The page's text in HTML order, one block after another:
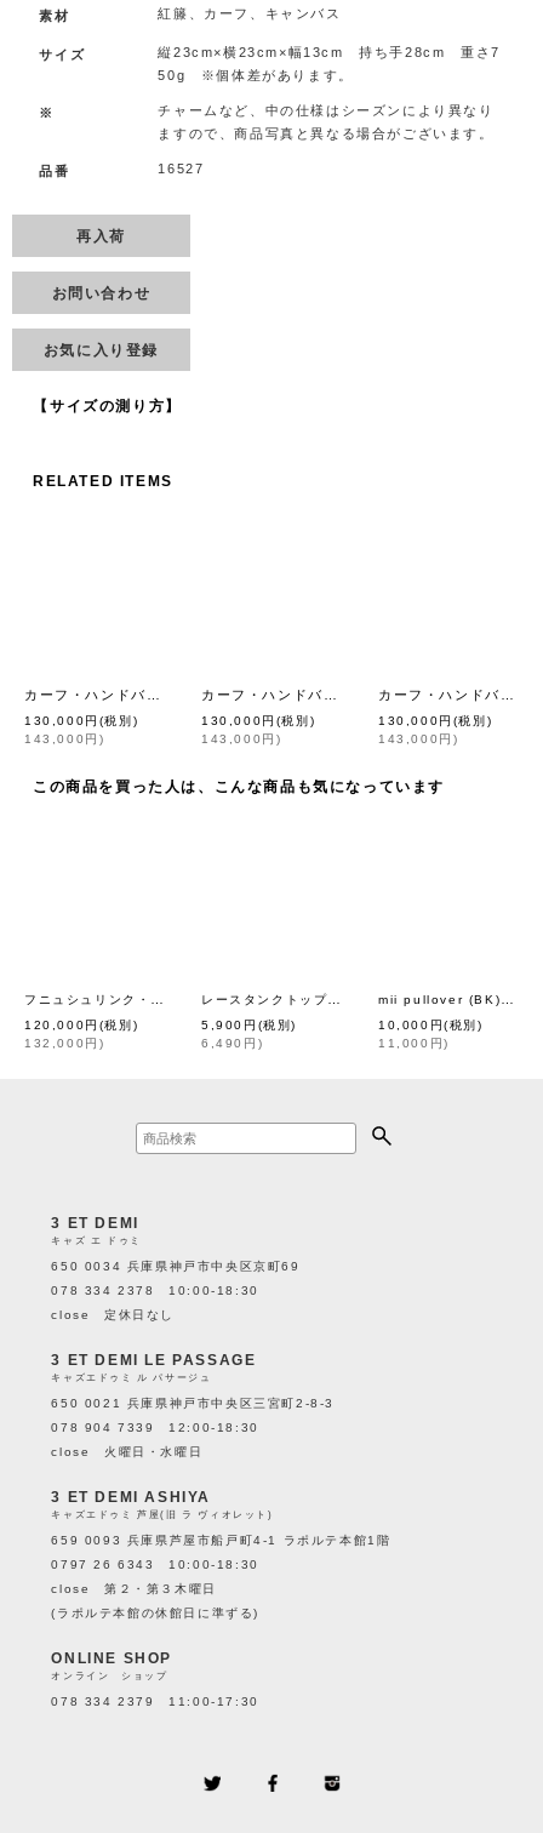
素材 紅籐、カーフ、キャンバス
サイズ
縦23cm×横23cm×幅13cm 持ち手28cm 重さ7
50g ※個体差があります。
※
チャームなど、中の仕様はシーズンにより異なり
ますので、商品写真と異なる場合がございます。
品番 16527
再入荷
お問い合わせ
お気に入り登録
【サイズの測り方】
RELATED ITEMS
[eb.a.gos
]
130,000円 (税別)
143,000 円 )
[ eb.a.gos]
130,000円 (税別)
143,000 円 )
130,000円 (税別)
143,000 円 )
この商品を買った人は、こんな商品も気になっています
[eb.a.gos
120,000円 (税別)
132,000 円 )
[ HENRI]
5,900 円 (税別)
6,490 円 )
10,000 円(税別)
11,000 円)
3 ET DEMI
キャズ エ ドゥミ
650 0034 兵庫県神戸市中央区京町69
078 334 2378 10:00-18:30
close 定休日なし
3 ET DEMI LE PASSAGE
キャズエドゥミ ル パサージュ
650 0021 兵庫県神戸市中央区三宮町2-8-3
078 904 7339 12:00-18:30
close 火曜日・水曜日
3 ET DEMI ASHIYA
キャズエドゥミ 芦屋(旧 ラ ヴィオレット)
659 0093 兵庫県芦屋市船戸町4-1 ラポルテ本館1階
0797 26 6343 10:00-18:30
close 第２・第３木曜日
(ラポルテ本館の休館日に準ずる)
ONLINE SHOP
オンライン ショップ
078 334 2379 11:00-17:30